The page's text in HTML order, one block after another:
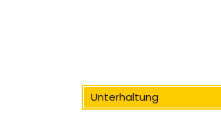
Unterhaltung